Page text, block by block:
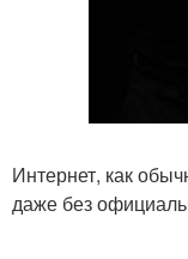
Интернет, как
даже без